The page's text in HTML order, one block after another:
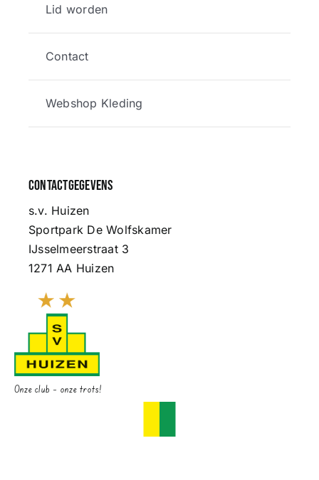
Lid worden
Contact
Webshop Kleding
Contactgegevens
s.v. Huizen
Sportpark De Wolfskamer
IJsselmeerstraat 3
1271 AA Huizen
Onze club – onze trots!